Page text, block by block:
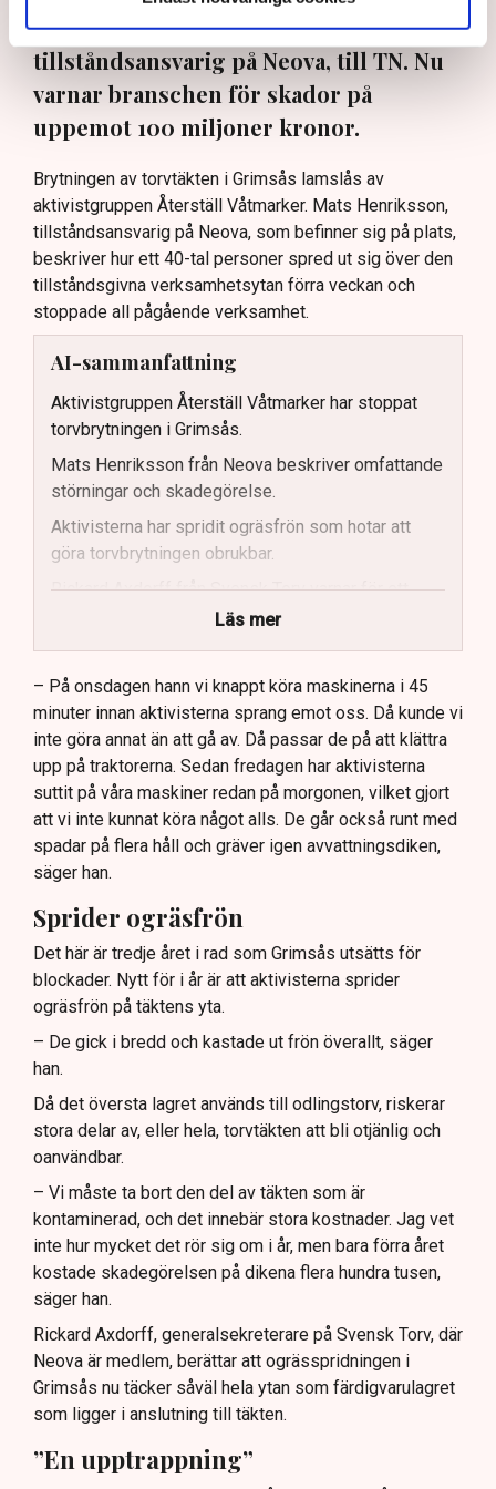
oss”, säger Mats Henriksson,
tillståndsansvarig på Neova, till TN. Nu
varnar branschen för skador på
uppemot 100 miljoner kronor.
Brytningen av torvtäkten i Grimsås lamslås av
aktivistgruppen Återställ Våtmarker. Mats Henriksson,
tillståndsansvarig på Neova, som befinner sig på plats,
beskriver hur ett 40-tal personer spred ut sig över den
tillståndsgivna verksamhetsytan förra veckan och
stoppade all pågående verksamhet.
AI-sammanfattning
Aktivistgruppen Återställ Våtmarker har stoppat
torvbrytningen i Grimsås.
Mats Henriksson från Neova beskriver omfattande
störningar och skadegörelse.
Aktivisterna har spridit ogräsfrön som hotar att
göra torvbrytningen obrukbar.
Rickard Axdorff från Svensk Torv varnar för ett
stort ekonomiskt sabotage.
Dialogpolisen på plats står maktlös inför
aktivisternas handlingar.
Frågor kvarstår om finansiering av illegal aktivism.
Läs mer
– På onsdagen hann vi knappt köra maskinerna i 45
minuter innan aktivisterna sprang emot oss. Då kunde vi
inte göra annat än att gå av. Då passar de på att klättra
upp på traktorerna. Sedan fredagen har aktivisterna
suttit på våra maskiner redan på morgonen, vilket gjort
att vi inte kunnat köra något alls. De går också runt med
spadar på flera håll och gräver igen avvattningsdiken,
säger han.
Sprider ogräsfrön
Det här är tredje året i rad som Grimsås utsätts för
blockader. Nytt för i år är att aktivisterna sprider
ogräsfrön på täktens yta.
– De gick i bredd och kastade ut frön överallt, säger
han.
Då det översta lagret används till odlingstorv, riskerar
stora delar av, eller hela, torvtäkten att bli otjänlig och
oanvändbar.
– Vi måste ta bort den del av täkten som är
kontaminerad, och det innebär stora kostnader. Jag vet
inte hur mycket det rör sig om i år, men bara förra året
kostade skadegörelsen på dikena flera hundra tusen,
säger han.
Rickard Axdorff, generalsekreterare på Svensk Torv, där
Neova är medlem, berättar att ogrässpridningen i
Grimsås nu täcker såväl hela ytan som färdigvarulagret
som ligger i anslutning till täkten.
”En upptrappning”